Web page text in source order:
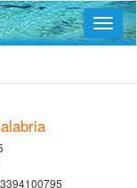
3394100795